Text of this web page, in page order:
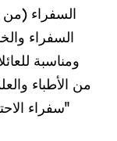
السفراء (من
السفراء
ومناسبة
من الأطباء
"سفراء